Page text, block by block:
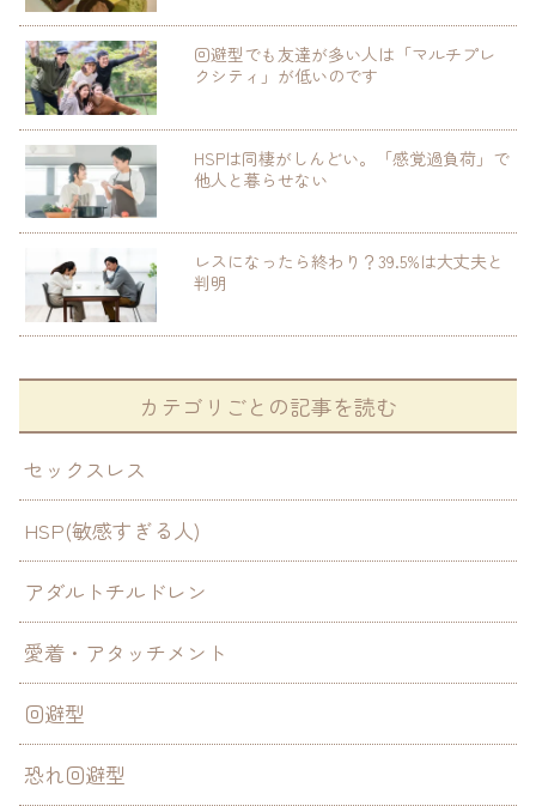
回避型でも友達が多い人は「マルチプレ
クシティ」が低いのです
HSPは同棲がしんどい。「感覚過負荷」で
他人と暮らせない
レスになったら終わり？39.5%は大丈夫と
判明
カテゴリごとの記事を読む
セックスレス
HSP(敏感すぎる人)
アダルトチルドレン
愛着・アタッチメント
回避型
恐れ回避型